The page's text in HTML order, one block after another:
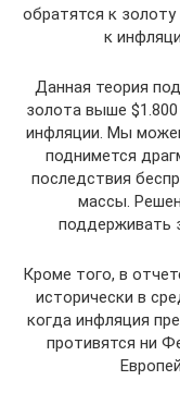
обратятся к
к
Данная теория
золота выше
инфляции. Мы
поднимется
последствия
массы.
поддерживать
Кроме того, в
исторически в
когда инфляция
противятся ни